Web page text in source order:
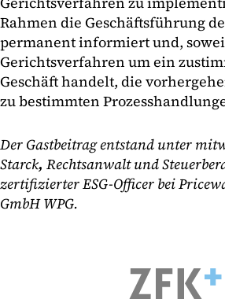
Rahmen die Geschäftsführung
permanent informiert und,
Gerichtsverfahren um ein
Geschäft handelt, die
zu bestimmten
Der Gastbeitrag entstand unter
Starck, Rechtsanwalt und
zertifizierter ESG-Officer bei
GmbH WPG.